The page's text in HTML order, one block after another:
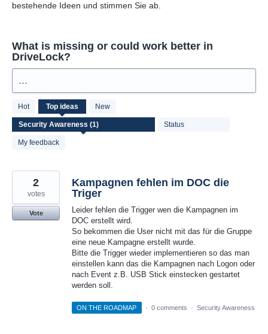
bestehende Ideen und stimmen Sie ab.
What is missing or could work better in
DriveLock?
...
Hot Top ideas New
Status
My feedback
result
found
Kampagnen fehlen im DOC die
Triger
Leider fehlen die Trigger wen die Kampagnen im
DOC erstellt wird.
So bekommen die User nicht mit das für die Gruppe
eine neue Kampagne erstellt wurde.
Bitte die Trigger wieder implementieren so das man
einstellen kann das die Kampagnen nach Logon oder
nach Event z.B. USB Stick einstecken gestartet
werden soll.
2
votes
Vote
ON THE ROADMAP · 0 comments · Security Awareness